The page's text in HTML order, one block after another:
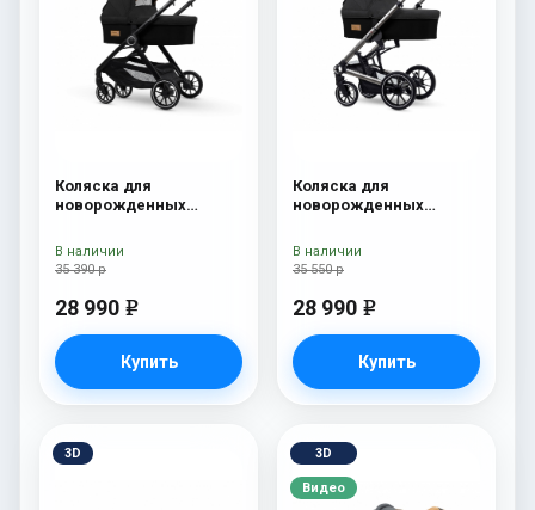
Коляска для
новорожденных
35 390 р
28 990 e
Купить
В наличии
Коляска для
новорожденных
35 550 р
28 990 e
Купить
В наличии
3D 3D
Видео